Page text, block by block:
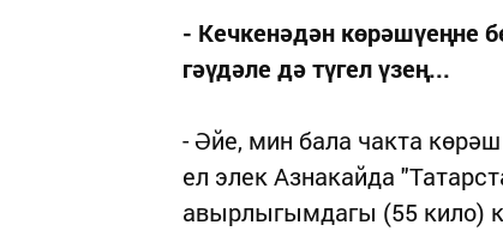
- Кечкенәдән көрәшүеңне
гәүдәле дә түгел үзең...
- Әйе, мин бала чакта
ел элек Азнакайда
авырлыгымдагы (55 кило)